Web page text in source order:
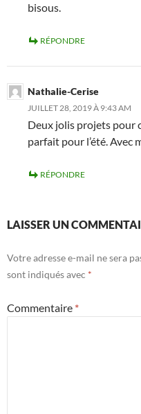
bisous.
RÉPONDRE
Nathalie-Cerise
JUILLET 28, 2019 À 9:43 AM
Deux jolis projets pour
parfait pour l’été. Avec
RÉPONDRE
LAISSER UN
Votre adresse e-mail ne sera
sont indiqués avec *
Commentaire *